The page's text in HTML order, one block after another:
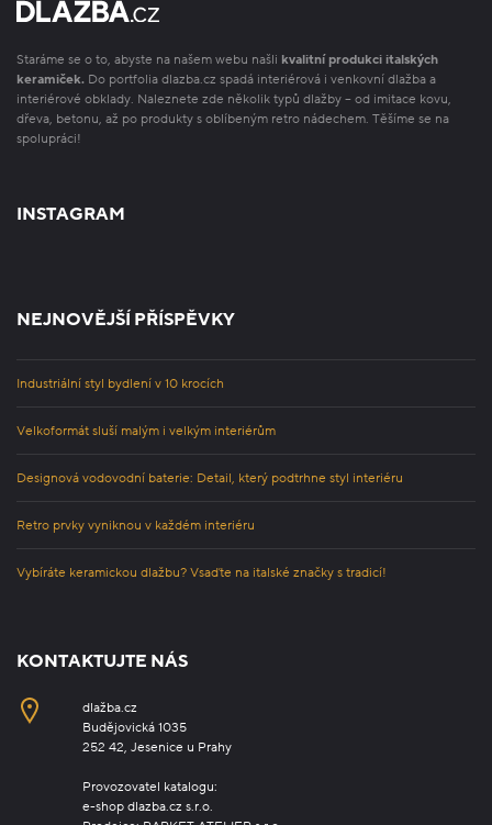
Staráme se o to, abyste na našem webu našli kvalitní produkci italských
keramiček. Do portfolia dlazba.cz spadá interiérová i venkovní dlažba a
interiérové obklady. Naleznete zde několik typů dlažby – od imitace kovu,
dřeva, betonu, až po produkty s oblíbeným retro nádechem. Těšíme se na
spolupráci!
INSTAGRAM
NEJNOVĚJŠÍ PŘÍSPĚVKY
Industriální styl bydlení v 10 krocích
Velkoformát sluší malým i velkým interiérům
Designová vodovodní baterie: Detail, který podtrhne styl interiéru
Retro prvky vyniknou v každém interiéru
Vybíráte keramickou dlažbu? Vsaďte na italské značky s tradicí!
KONTAKTUJTE NÁS
dlažba.cz
Budějovická 1035
252 42, Jesenice u Prahy
Provozovatel katalogu:
e-shop dlazba.cz s.r.o.